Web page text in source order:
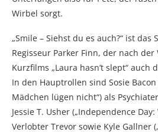
Wirbel sorgt.
„Smile – Siehst du es auch?“ ist das
Regisseur Parker Finn, der nach der
Kurzfilms „Laura hasn’t slept“ auch
In den Hauptrollen sind Sosie Bacon
Mädchen lügen nicht“) als
Jessie T. Usher („Independence
Verlobter Trevor sowie Kyle Gallner